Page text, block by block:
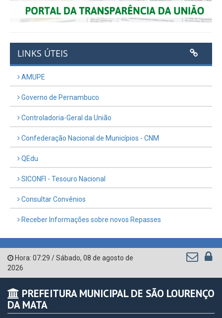
LINKS ÚTEIS
AMUPE
Governo de Pernambuco
Controladoria-Geral da União
Confederação Nacional de Municípios - CNM
QEdu
SICONFI - Tesouro Nacional
Consultar Convênios
PREFEITURA MUNICIPAL DE SÃO LOURENÇO